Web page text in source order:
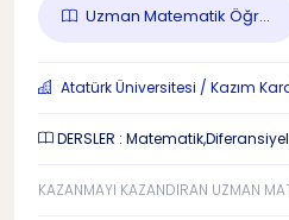
Uzman Matematik Öğr...
Atatürk Üniversitesi / Kazım
DERSLER :
KAZANMAYI KAZANDIRAN UZMAN